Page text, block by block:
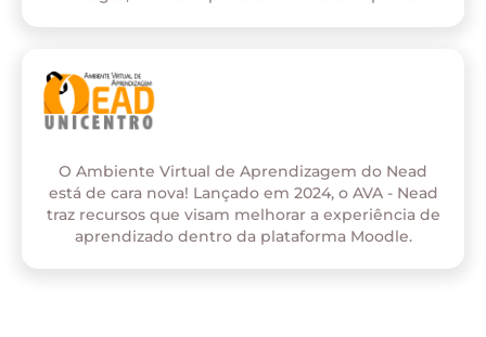
O Ambiente Virtual de Aprendizagem do Nead
está de cara nova! Lançado em 2024, o AVA - Nead
traz recursos que visam melhorar a experiência de
aprendizado dentro da plataforma Moodle.